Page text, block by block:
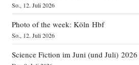
So., 12. Juli 2026
Photo of the week: Köln Hbf
So., 12. Juli 2026
Science Fiction im Juni (und Juli) 2026